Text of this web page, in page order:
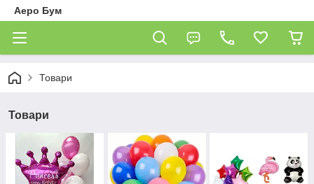
Аеро Бум
Товари
Товари